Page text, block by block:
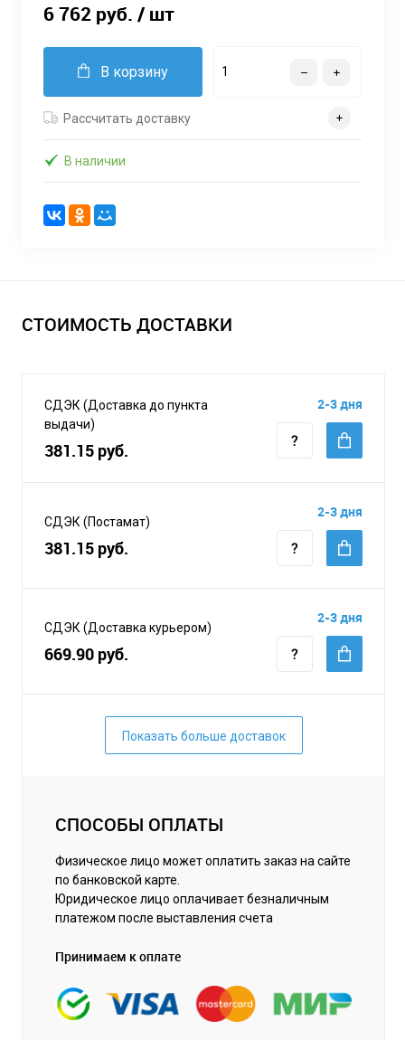
6 762 руб. / шт
В корзину
Рассчитать доставку
В наличии
СТОИМОСТЬ ДОСТАВКИ
СДЭК (Доставка до пункта
выдачи)
381.15 руб.
2-3 дня
СДЭК (Постамат)
381.15 руб.
2-3 дня
СДЭК (Доставка курьером)
669.90 руб.
2-3 дня
Показать больше доставок
СПОСОБЫ ОПЛАТЫ
Физическое лицо может оплатить заказ на сайте
по банковской карте.
Юридическое лицо оплачивает безналичным
платежом после выставления счета
Принимаем к оплате